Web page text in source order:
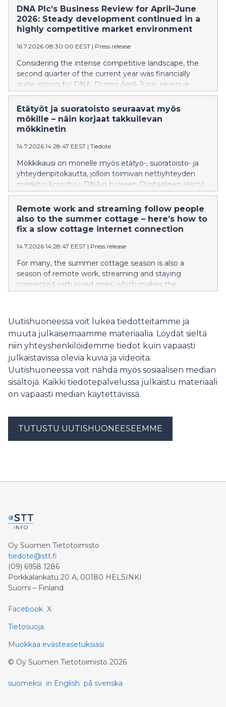
kasvoi, erityisesti kun vertailussa huomioidaan DNA:n
IoT-liiketoiminnan siirto toiseen Telenorin
konserniyhtiöön kuluvan vuoden alussa. Kiinteiden
määrät kasvoivat, mutta niiden keskilaskutus hieman
laski.
DNA Plc’s Business Review for April–June
2026: Steady development continued in a
highly competitive market environment
16.7.2026 08:30:00 EEST | Press release
Considering the intense competitive landscape, the
second quarter of the current year was financially
quite strong for DNA. During April–June, revenue
remained nearly at the same level as in the
corresponding period last year. EBITDA increased,
particularly when taking into account the transfer of
DNA’s IoT business to another Telenor Group
fixed broadband and mobile network subscriptions
increased, while their average revenue per user
declined slightly.
Etätyöt ja suoratoisto seuraavat myös
mökille – näin korjaat takkuilevan
mökkinetin
14.7.2026 14:28:47 EEST | Tiedote
Mökkikausi on monelle myös etätyö-, suoratoisto- ja
yhteydenpitokautta, jolloin toimivan nettiyhteyden
merkitys korostuu. DNA:n tuoreen Digitaalinen elämä -
tutkimuksen mukaan 21 % suomalaisista on
kohdannut haasteita nettiyhteytensä kanssa. Vaikka
ongelmia esiintyy yleisimmin kodin
internetyhteyksissä, myös mökeillä yhteyden hitaus tai
käyttäjistä. Moni ongelmista ratkeaa kuitenkin jo
yksinkertaisilla toimenpiteillä, joista helpoin on
modeemin uudelleenkäynnistys.
Remote work and streaming follow people
also to the summer cottage – here’s how to
fix a slow cottage internet connection
14.7.2026 14:28:47 EEST | Press release
For many, the summer cottage season is also a
season of remote work, streaming and staying
connected with loved ones, which makes the
Digital Life survey, 21% of Finns have encountered
challenges with their internet connection. Although
problems occur most commonly with home internet
connections, slow or non-functioning connections at
summer cottages also cause headaches for some
users. However, many of these problems can be
solved with simple measures, the easiest of which is
restarting the modem.
Uutishuoneessa voit lukea tiedotteitamme ja
muuta julkaisemaamme materiaalia. Löydät sieltä
niin yhteyshenkilöidemme tiedot kuin vapaasti
julkaistavissa olevia kuvia ja videoita.
Uutishuoneessa voit nähdä myös sosiaalisen median
sisältöjä. Kaikki tiedotepalvelussa julkaistu materiaali
on vapaasti median käytettävissä.
TUTUSTU UUTISHUONEESEEMME
Oy Suomen Tietotoimisto
tiedote@stt.fi
(09) 6958 1286
Porkkalankatu 20 A, 00180 HELSINKI
Suomi – Finland
Facebook X
Tietosuoja
Muokkaa evästeasetuksiasi
© Oy Suomen Tietotoimisto 2026
suomeksi in English på svenska